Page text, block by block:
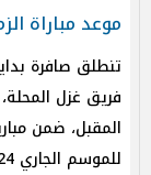
موعد مباراة
تنطلق صافرة
المقبل، ضمن
للموسم الجاري 2024-2025.